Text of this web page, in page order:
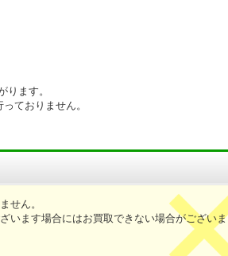
ります。
ておりません。
せん。
います場合にはお買取できない場合がございま